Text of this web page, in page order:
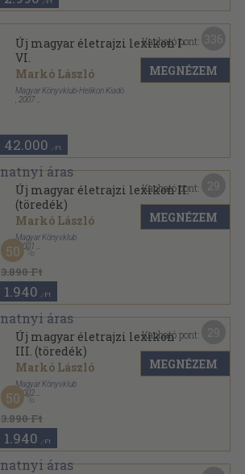
Új magyar életrajzi lexikon I-
VI.
Markó László
Magyar Könyvklub-Helikon Kiadó
2007
42.000 ,-Ft
Kapható pont:
MEGNÉZEM
Új magyar életrajzi lexikon II.
(töredék)
Markó László
Magyar Könyvklub
, 2001
Fűzött kemény papírkötés
Új magyar életrajzi lexikon sorozat
3.890 Ft
50
1.940 ,-Ft
Kapható pont:
MEGNÉZEM
Új magyar életrajzi lexikon
III. (töredék)
Markó László
Magyar Könyvklub
, 2002
Fűzött kemény papírkötés
Új magyar életrajzi lexikon sorozat
3.890 Ft
50
1.940 ,-Ft
Kapható pont:
MEGNÉZEM